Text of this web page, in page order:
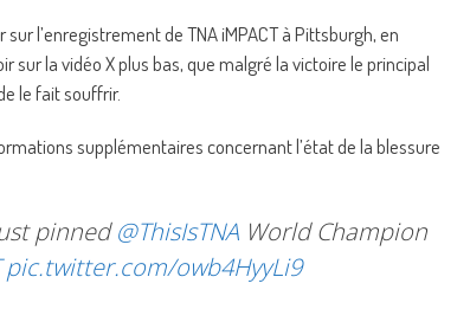
l’enregistrement de TNA iMPACT à Pittsburgh, en
sur la vidéo X plus bas, que malgré la victoire le principal
le fait souffrir.
supplémentaires concernant l’état de la blessure
pinned@ThisIsTNA World Champion
pic.twitter.com/owb4HyyLi9